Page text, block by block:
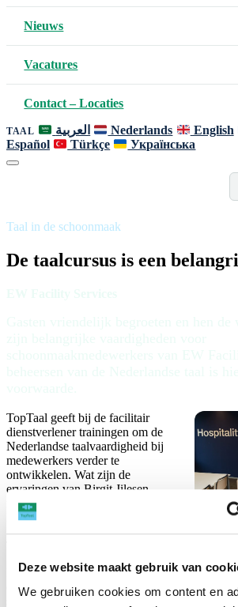
Deze website maakt gebruik van
We gebruiken cookies om content en
Nieuws
Vacatures
Contact – Locaties
TAAL العربية Nederlands English
Español
Türkçe Українська
Taal in de schoonmaak
De taalcursus is een
TopTaal geeft bij de facilitair
dienstverlener trainingen om de
Nederlandse taalvaardigheid bij
medewerkers verder te
ontwikkelen. Wat zijn de
ervaringen van Birgit Jilesen,
manager Hospitality Academy en
Kwaliteit van EW Facility
Services, met deze trainingen van
De medewerkers van EW Facility Services
contact met de gasten en gebruikers van de
schoonmaken. Denk aan hotelgasten,